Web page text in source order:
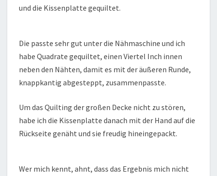
und die Kissenplatte gequiltet.
Die passte sehr gut unter die Nähmaschine und ich
habe Quadrate gequiltet, einen Viertel Inch innen
neben den Nähten, damit es mit der äußeren Runde,
knappkantig abgesteppt, zusammenpasste.
Um das Quilting der großen Decke nicht zu stören,
habe ich die Kissenplatte danach mit der Hand auf die
Rückseite genäht und sie freudig hineingepackt.
Wer mich kennt, ahnt, dass das Ergebnis mich nicht